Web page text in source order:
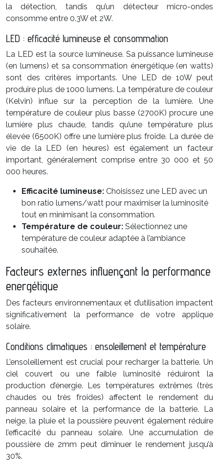
la détection, tandis qu’un détecteur micro-ondes
consomme entre 0.3W et 2W.
LED : efficacité lumineuse et consommation
La LED est la source lumineuse. Sa puissance lumineuse
(en lumens) et sa consommation énergétique (en watts)
sont des critères importants. Une LED de 10W peut
produire plus de 1000 lumens. La température de couleur
(Kelvin) influe sur la perception de la lumière. Une
température de couleur plus basse (2700K) procure une
lumière plus chaude, tandis qu’une température plus
élevée (6500K) offre une lumière plus froide. La durée de
vie de la LED (en heures) est également un facteur
important, généralement comprise entre 30 000 et 50
000 heures.
Efficacité lumineuse: Choisissez une LED avec un
bon ratio lumens/watt pour maximiser la luminosité
tout en minimisant la consommation.
Température de couleur: Sélectionnez une
température de couleur adaptée à l’ambiance
souhaitée.
Facteurs externes influençant la performance
energétique
Des facteurs environnementaux et d’utilisation impactent
significativement la performance de votre applique
solaire.
Conditions climatiques : ensoleillement et température
L’ensoleillement est crucial pour recharger la batterie. Un
ciel couvert ou une faible luminosité réduiront la
production d’énergie. Les températures extrêmes (très
chaudes ou très froides) affectent le rendement du
panneau solaire et la performance de la batterie. La
neige, la pluie et la poussière peuvent également réduire
l’efficacité du panneau solaire. Une accumulation de
poussière de 2mm peut diminuer le rendement jusqu’à
30%.